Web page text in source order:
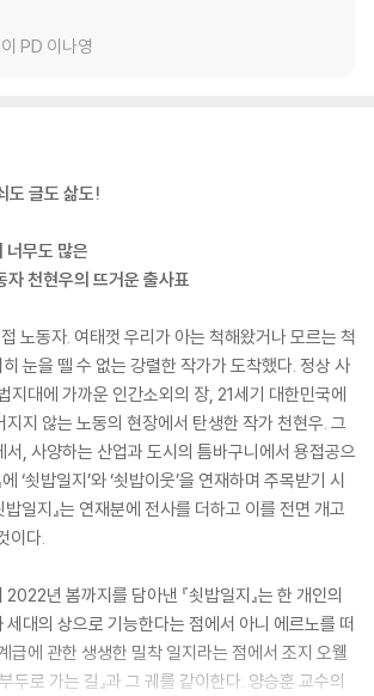
PD 이나영
글도 삶도!
너무도 많은
천현우의 뜨거운 출사표
노동자. 여태껏 우리가 아는 척해왔거나 모르는 척
눈을 뗄 수 없는 강렬한 작가가 도착했다. 정상 사
지대에 가까운 인간소외의 장, 21세기 대한민국에
지 않는 노동의 현장에서 탄생한 작가 천현우. 그
서, 사양하는 산업과 도시의 틈바구니에서 용접공으
에 ‘쇳밥일지’와 ‘쇳밥이웃’을 연재하며 주목받기 시
밥일지』는 연재분에 전사를 더하고 이를 전면 개고
이다.
년 봄까지를 담아낸 『쇳밥일지』는 한 개인의
세대의 상으로 기능한다는 점에서 아니 에르노를 떠
급에 관한 생생한 밀착 일지라는 점에서 조지 오웰
두로 가는 길』과 그 궤를 같이한다. 양승훈 교수의